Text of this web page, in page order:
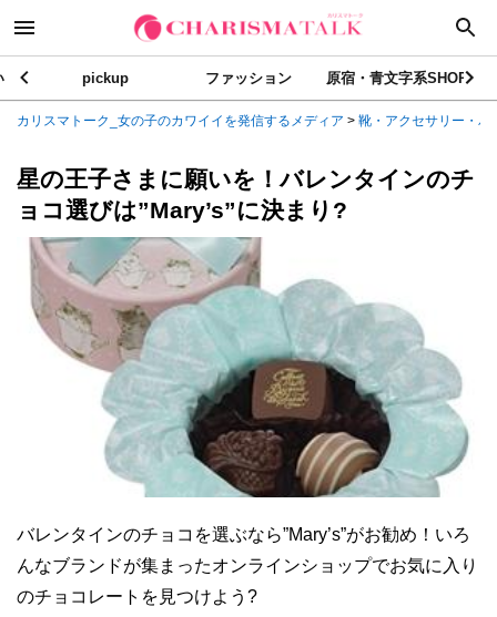
pickup ファッション 原宿・青文字系SHOP
カリスマトーク_女の子のカワイイを発信するメディア > 靴・アクセサリー・バ
星の王子さまに願いを！バレンタインのチ
ョコ選びは”Mary’s”に決まり?
バレンタインのチョコを選ぶなら”Mary’s”がお勧め！いろ
んなブランドが集まったオンラインショップでお気に入り
のチョコレートを見つけよう?